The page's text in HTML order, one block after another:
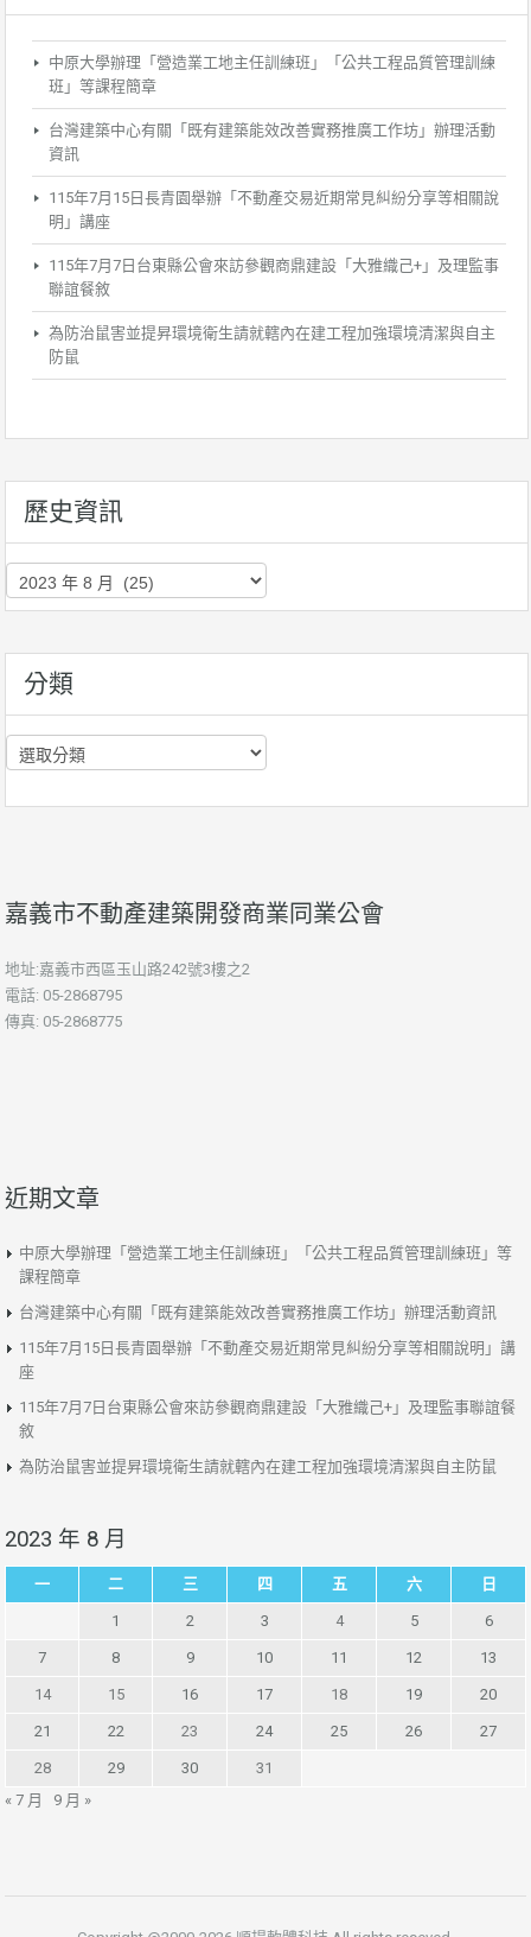
中原大學辦理「營造業工地主任訓練班」「公共工程品質管理訓練
班」等課程簡章
台灣建築中心有關「既有建築能效改善實務推廣工作坊」辦理活動
資訊
115年7月15日長青園舉辦「不動產交易近期常見糾紛分享等相關說
明」講座
115年7月7日台東縣公會來訪參觀商鼎建設「大雅織己+」及理監事
聯誼餐敘
為防治鼠害並提昇環境衛生請就轄內在建工程加強環境清潔與自主
防鼠
歷史資訊
歷
史
分類
分
類
嘉義市不動產建築開發商業同業公會
地址:嘉義市西區玉山路242號3樓之2
電話: 05-2868795
傳真: 05-2868775
近期文章
中原大學辦理「營造業工地主任訓練班」「公共工程品質管理訓練班」等
課程簡章
台灣建築中心有關「既有建築能效改善實務推廣工作坊」辦理活動資訊
115年7月15日長青園舉辦「不動產交易近期常見糾紛分享等相關說明」講
座
115年7月7日台東縣公會來訪參觀商鼎建設「大雅織己+」及理監事聯誼餐
敘
為防治鼠害並提昇環境衛生請就轄內在建工程加強環境清潔與自主防鼠
2023 年 8 月
一 二 三 四 五 六 日
1 2 3 4 5 6
7 8 9 10 11 12 13
14 15 16 17 18 19 20
21 22 23 24 25 26 27
28 29 30
31
« 7 月
9 月 »